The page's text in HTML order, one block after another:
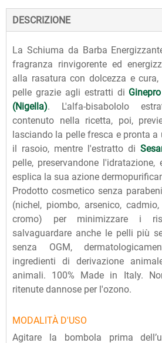
DESCRIZIONE
La Schiuma da Barba
fragranza rinvigorente ed
alla rasatura con dolcezza e
pelle grazie agli estratti di
(Nigella). L'alfa-bisabololo
contenuto nella ricetta, poi,
lasciando la pelle fresca e pronta
il rasoio, mentre l'estratto di
pelle, preservandone l'idratazione,
esplica la sua azione
Prodotto cosmetico senza
(nichel, piombo, arsenico,
cromo) per minimizzare i
salvaguardare anche le pelli più
senza OGM,
ingredienti di derivazione
animali. 100% Made in Italy.
ritenute dannose per l'ozono.
MODALITÀ D'USO
Agitare la bombola prima